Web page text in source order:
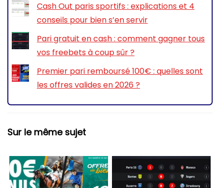
Cash Out paris sportifs : explications et 4
conseils pour bien s’en servir
Pari gratuit en cash : comment gagner tous
vos freebets à coup sûr ?
Premier pari remboursé 100€ : quelles sont
les offres valides en 2026 ?
Sur le même sujet